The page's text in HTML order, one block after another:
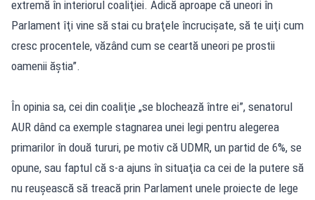
extremă în interiorul coaliţiei. Adică aproape că uneori în
Parlament îţi vine să stai cu braţele încrucişate, să te uiţi cum
cresc procentele, văzând cum se ceartă uneori pe prostii
oamenii ăştia”.
În opinia sa, cei din coaliţie „se blochează între ei”, senatorul
AUR dând ca exemple stagnarea unei legi pentru alegerea
primarilor în două tururi, pe motiv că UDMR, un partid de 6%, se
opune, sau faptul că s-a ajuns în situaţia ca cei de la putere să
nu reuşească să treacă prin Parlament unele proiecte de lege